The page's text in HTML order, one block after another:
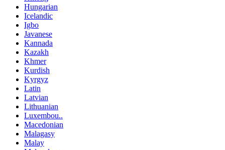
Hungarian
Icelandic
Igbo
Javanese
Kannada
Kazakh
Khmer
Kurdish
Kyrgyz
Latin
Latvian
Lithuanian
Luxembou..
Macedonian
Malagasy
Malay